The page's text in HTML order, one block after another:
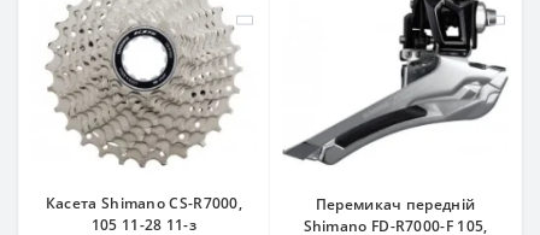
Касета Shimano CS-R7000,
105 11-28 11-з
Перемикач передній
Shimano FD-R7000-F 105,